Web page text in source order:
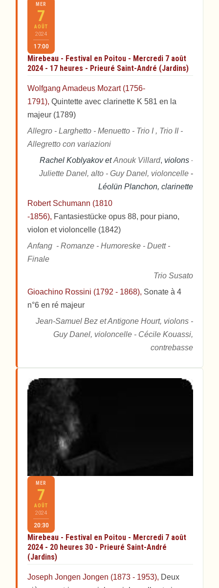
MER
7
AOÛT
2024
17:00
Mirebeau - Festival en Poitou - Mercredi 7 août
2024 - 17 heures - Prieuré Saint-André (Jardins)
Wolfgang Amadeus Mozart (1756-
1791), Quintette avec clarinette K 581 en la
majeur (1789)
Allegro - Larghetto - Menuetto - Trio I , Trio II -
Allegretto con variazioni
Rachel Koblyakov etAnouk Villard, violons -
Juliette Danel, alto - Guy Danel, violoncelle -
Léolün Planchon, clarinette
Robert Schumann (1810
-1856), Fantasiestücke opus 88, pour piano,
violon et violoncelle (1842)
Anfang - Romanze - Humoreske - Duett -
Finale
Trio Susato
Gioachino Rossini (1792 - 1868), Sonate à 4
n°6 en ré majeur
Jean-Samuel Bez et Antigone Hourt, violons -
Guy Danel, violoncelle - Cécile Kouassi,
contrebasse
MER
7
AOÛT
2024
20:30
Mirebeau - Festival en Poitou - Mercredi 7 août
2024 - 20 heures 30 - Prieuré Saint-André
(Jardins)
Joseph Jongen Jongen (1873 - 1953), Deux